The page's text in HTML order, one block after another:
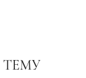
ТЕМУ